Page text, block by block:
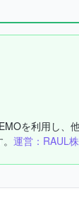
を利用し、
運営：RAUL